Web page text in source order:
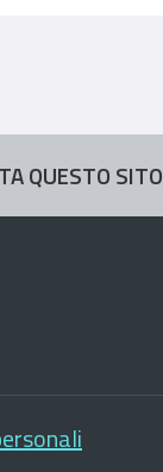
QUESTO SITO